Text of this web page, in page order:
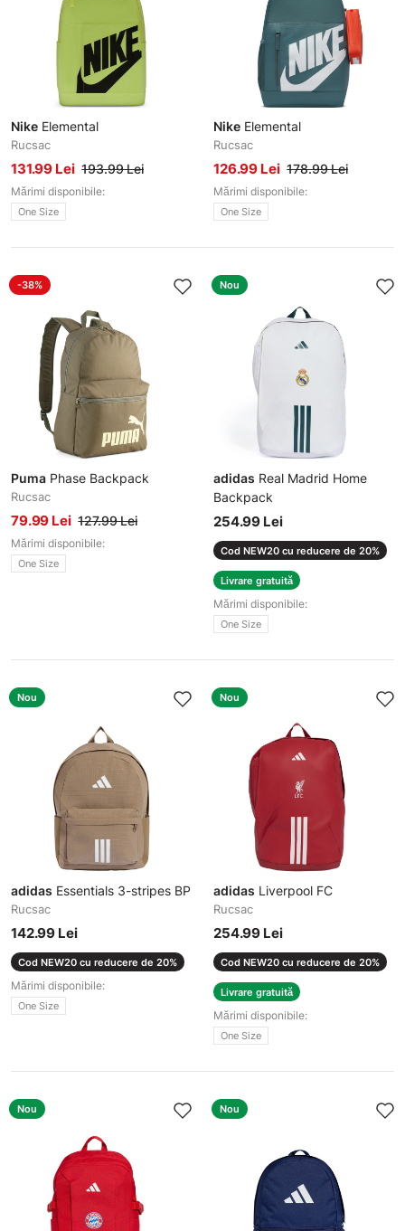
Nike Elemental
Rucsac
131.99 Lei 193.99 Lei
Mărimi disponibile:
One Size
Nike Elemental
Rucsac
126.99 Lei 178.99 Lei
Mărimi disponibile:
One Size
-38%
Puma Phase Backpack
Rucsac
79.99 Lei 127.99 Lei
Mărimi disponibile:
One Size
Nou
adidas Real Madrid Home
Backpack
Rucsac
254.99 Lei
Cod NEW20 cu reducere de 20%
Livrare gratuită
Mărimi disponibile:
One Size
Nou
adidas Essentials 3-stripes BP
Rucsac
142.99 Lei
Cod NEW20 cu reducere de 20%
Mărimi disponibile:
One Size
Nou
adidas Liverpool FC
Rucsac
254.99 Lei
Cod NEW20 cu reducere de 20%
Livrare gratuită
Mărimi disponibile:
One Size
Nou Nou